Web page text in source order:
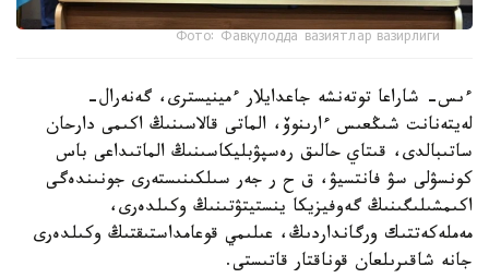
Фото: Фавқулодда вазиятлар вазирлиги
ءىس- شاراعا توتەنشە جاعدايلار ءمينيسترى، گەنەرال-
لەيتەنانت شىڭعىس ءارىنوۆ، الماتى قالاسىنىڭ اكىمى دارحان
ساتىبالدى، قىتاي حالىق رەسپۋبليكاسىنىڭ الماتىداعى باس
كونسۋلى سۋ فانتسيۋ، ق ح ر جەر سىلكىنىستەرى جونىندەگى
اكىمشىلىگىنىڭ گەوفيزيكا ينستيتۋتىنىڭ وكىلدەرى،
مەملەكەتتىك ورگانداردىڭ، عىلىمي قوعامداستىقتىڭ وكىلدەرى
جانە شاقىرىلعان قوناقتار قاتىستى.